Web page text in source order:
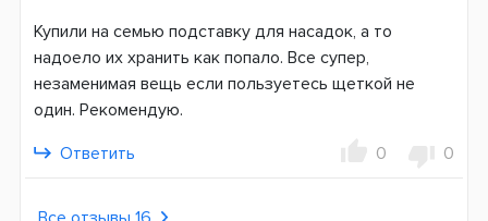
Купили на семью подставку для насадок, а то
надоело их хранить как попало. Все супер,
незаменимая вещь если пользуетесь щеткой не
один. Рекомендую.
Ответить
0 0